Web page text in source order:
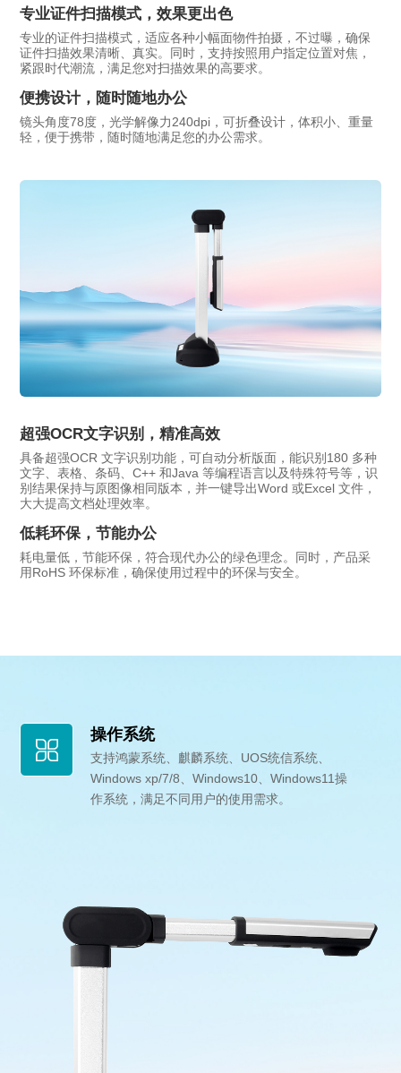
专业证件扫描模式，效果更出色
专业的证件扫描模式，适应各种小幅面物件拍摄，不过曝，确保
证件扫描效果清晰、真实。同时，支持按照用户指定位置对焦，
紧跟时代潮流，满足您对扫描效果的高要求。
便携设计，随时随地办公
镜头角度78度，光学解像力240dpi，可折叠设计，体积小、重量
轻，便于携带，随时随地满足您的办公需求。
超强OCR文字识别，精准高效
具备超强OCR 文字识别功能，可自动分析版面，能识别180 多种
文字、表格、条码、C++ 和Java 等编程语言以及特殊符号等，识
别结果保持与原图像相同版本，并一键导出Word 或Excel 文件，
大大提高文档处理效率。
低耗环保，节能办公
耗电量低，节能环保，符合现代办公的绿色理念。同时，产品采
用RoHS 环保标准，确保使用过程中的环保与安全。
操作系统
支持鸿蒙系统、麒麟系统、UOS统信系统、
Windows xp/7/8、Windows10、Windows11操
作系统，满足不同用户的使用需求。